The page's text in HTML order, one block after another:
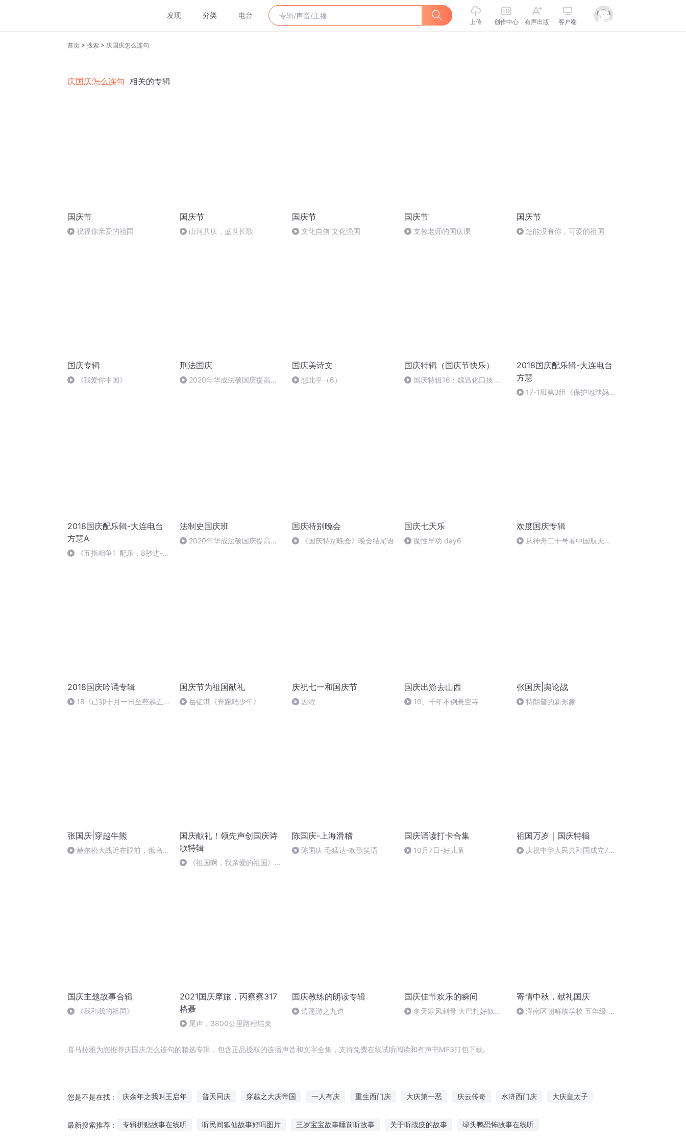
发现 分类 电台
上传 创作中心 有声出版 客户端
首页 > 搜索 > 庆国庆怎么连句
庆国庆怎么连句 相关的专辑
国庆节
祝福你亲爱的祖国
国庆节
山河共庆，盛世长歌
国庆节
文化自信 文化强国
国庆节
支教老师的国庆课
国庆节
怎能没有你，可爱的祖国
国庆专辑
《我爱你中国》
刑法国庆
2020年华成法硕国庆提高班
国庆美诗文
想北平（6）
国庆特辑（国庆节快乐）
国庆特辑16：魏迅化口技 二
2018国庆配乐辑-大连电台
方慧
17-1班第3组《保护地球妈
2018国庆配乐辑-大连电台
方慧A
《五指相争》配乐，8秒进-
法制史国庆班
2020年华成法硕国庆提高班
国庆特别晚会
《国庆特别晚会》晚会结尾语
国庆七天乐
魔性早功 day6
欢度国庆专辑
从神舟二十号看中国航天
2018国庆吟诵专辑
18《己卯十月一日至燕越五
国庆节为祖国献礼
岳钲淇《奔跑吧少年》
庆祝七一和国庆节
囚歌
国庆出游去山西
10、千年不倒悬空寺
张国庆|舆论战
特朗普的新形象
张国庆|穿越牛熊
赫尔松大战近在眼前，俄乌冲
国庆献礼！领先声创国庆诗
歌特辑
《祖国啊，我亲爱的祖国》温
陈国庆-上海滑稽
陈国庆 毛猛达-欢歌笑语
国庆诵读打卡合集
10月7日-好儿童
祖国万岁｜国庆特辑
庆祝中华人民共和国成立73
国庆主题故事合辑
《我和我的祖国》
2021国庆摩旅，丙察察317
格聂
尾声，3800公里路程结束
国庆教练的朗读专辑
逍遥游之九道
国庆佳节欢乐的瞬间
冬天寒风刺骨 大巴扎好似温
寄情中秋，献礼国庆
浑南区朝鲜族学校 五年级 孙
喜马拉雅为您推荐庆国庆怎么连句的精选专辑，包含正品授权的连播声音和文字全集，支持免费在线试听阅读和有声书MP3打包下载。
您是不是在找： 庆余年之我叫王启年 普天同庆 穿越之大庆帝国 一人有庆 重生西门庆 大庆第一恶 庆云传奇 水浒西门庆 大庆皇太子
最新搜索推荐： 专辑拼贴故事在线听 听民间狐仙故事好吗图片 三岁宝宝故事睡前听故事 关于听战疫的故事 绿头鸭恐怖故事在线听